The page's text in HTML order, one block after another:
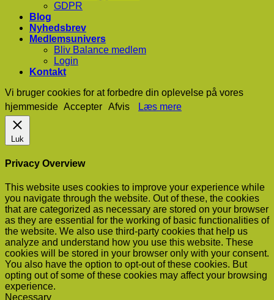
GDPR
Blog
Nyhedsbrev
Medlemsunivers
Bliv Balance medlem
Login
Kontakt
Vi bruger cookies for at forbedre din oplevelse på vores
hjemmeside Accepter Afvis Læs mere
Luk
Privacy Overview
This website uses cookies to improve your experience while
you navigate through the website. Out of these, the cookies
that are categorized as necessary are stored on your browser
as they are essential for the working of basic functionalities of
the website. We also use third-party cookies that help us
analyze and understand how you use this website. These
cookies will be stored in your browser only with your consent.
You also have the option to opt-out of these cookies. But
opting out of some of these cookies may affect your browsing
experience.
Necessary